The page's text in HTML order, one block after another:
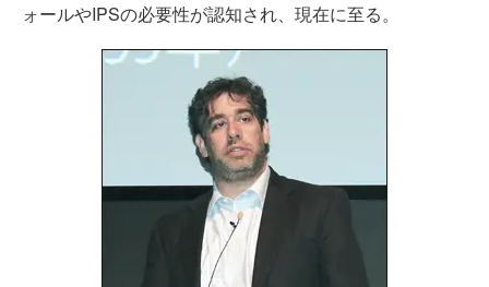
ォールやIPSの必要性が認知され、現在に至る。